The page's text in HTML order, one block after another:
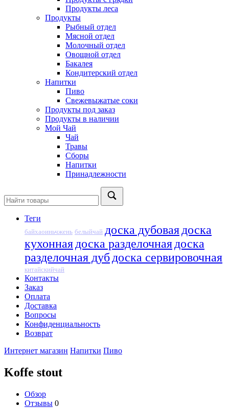
Продукты леса
Продукты
Рыбный отдел
Мясной отдел
Молочный отдел
Овощной отдел
Бакалея
Кондитерский отдел
Напитки
Пиво
Cвежевыжатые соки
Продукты под заказ
Продукты в наличии
Мой Чай
Чай
Травы
Сборы
Напитки
Принадлежности
Теги
байхаоиньчжень белыйчай доска дубовая доска
кухонная доска разделочная доска
разделочная дуб доска сервировочная
китайскийчай
Контакты
Заказ
Оплата
Доставка
Вопросы
Конфиденциальность
Возврат
Интернет магазин Напитки Пиво
Koffe stout
Обзор
Отзывы 0